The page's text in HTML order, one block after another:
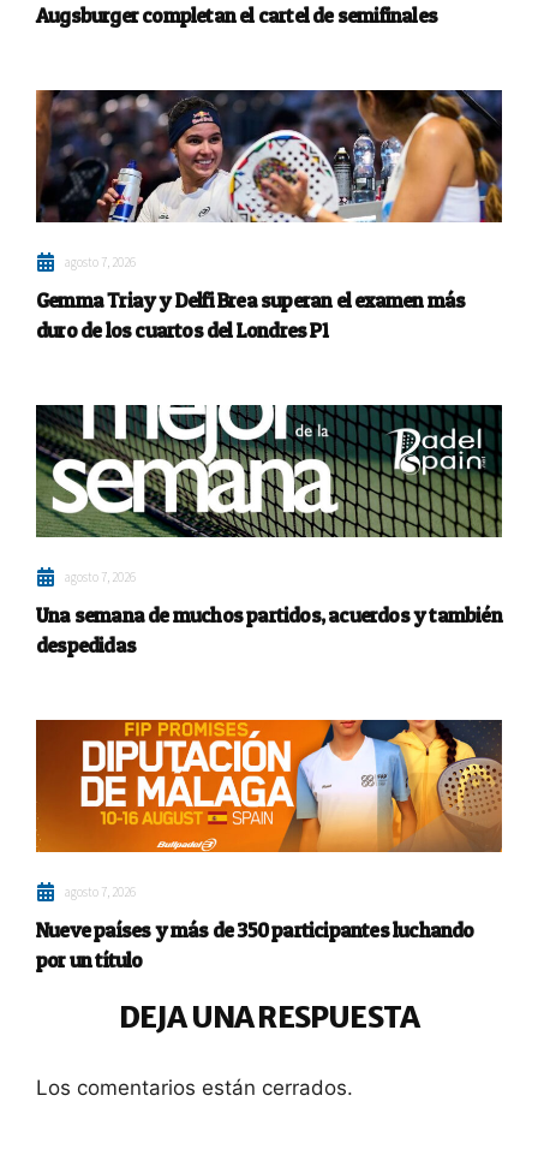
Augsburger completan el cartel de semifinales
agosto 7, 2026
Gemma Triay y Delfi Brea superan el examen más
duro de los cuartos del Londres P1
agosto 7, 2026
Una semana de muchos partidos, acuerdos y también
despedidas
agosto 7, 2026
Nueve países y más de 350 participantes luchando
por un título
DEJA UNA RESPUESTA
Los comentarios están cerrados.